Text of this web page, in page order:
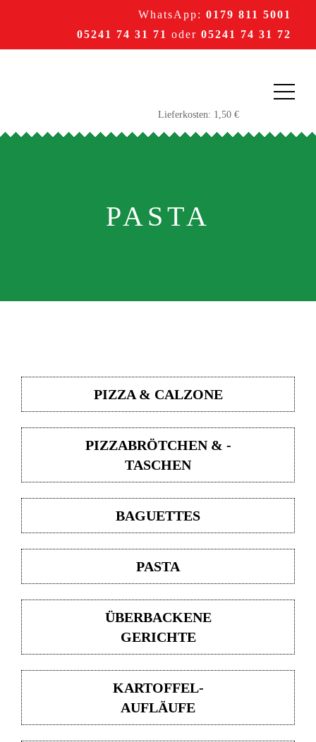
WhatsApp: 0179 811 5001
05241 74 31 71 oder 05241 74 31 72
PASTA
PIZZA & CALZONE
PIZZABRÖTCHEN & -
TASCHEN
BAGUETTES
PASTA
ÜBERBACKENE
GERICHTE
KARTOFFEL-
AUFLÄUFE